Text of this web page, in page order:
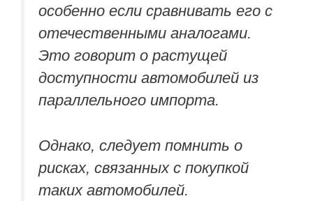
особенно если сравнивать его с
отечественными аналогами.
Это говорит о растущей
доступности автомобилей из
параллельного импорта.
Однако, следует помнить о
рисках, связанных с покупкой
таких автомобилей.